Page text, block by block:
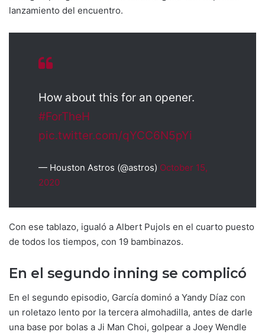
lanzamiento del encuentro.
How about this for an opener.
#ForTheH
pic.twitter.com/qYCC6N5pYi
— Houston Astros (@astros) October 15,
2020
Con ese tablazo, igualó a Albert Pujols en el cuarto puesto
de todos los tiempos, con 19 bambinazos.
En el segundo inning se complicó
En el segundo episodio, García dominó a Yandy Díaz con
un roletazo lento por la tercera almohadilla, antes de darle
una base por bolas a Ji Man Choi, golpear a Joey Wendle